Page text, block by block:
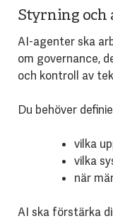
Styrning och
AI-agenter ska
om governance,
och kontroll av
Du behöver
vilka
vilka
när
AI ska förstärka